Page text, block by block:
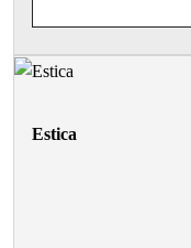
Estica